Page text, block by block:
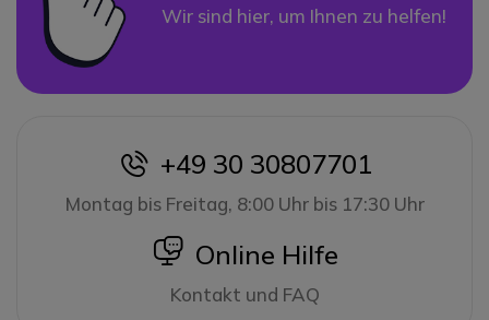
Wir sind hier, um Ihnen zu helfen!
icon
+49 30 30807701
Montag bis Freitag, 8:00 Uhr bis 17:30 Uhr
icon
Online Hilfe
Kontakt und FAQ